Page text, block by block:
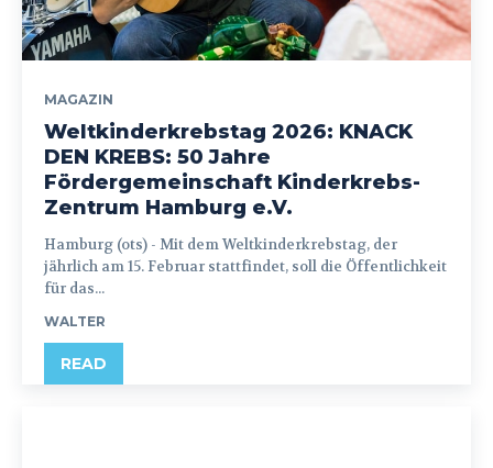
MAGAZIN
Weltkinderkrebstag 2026: KNACK
DEN KREBS: 50 Jahre
Fördergemeinschaft Kinderkrebs-
Zentrum Hamburg e.V.
Hamburg (ots) - Mit dem Weltkinderkrebstag, der
jährlich am 15. Februar stattfindet, soll die Öffentlichkeit
für das...
WALTER
READ